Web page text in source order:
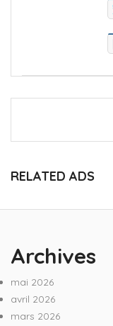
RELATED ADS
Archives
mai 2026
avril 2026
mars 2026